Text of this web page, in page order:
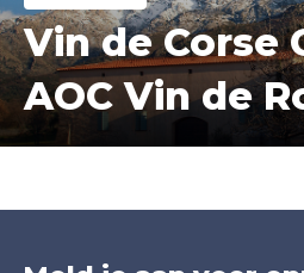
Vin de Corse
AOC Vin de